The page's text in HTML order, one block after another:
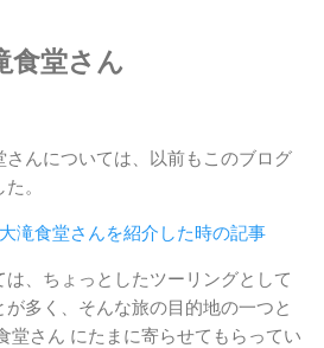
食堂さん
んについては、以前もこのブログ
。
滝食堂さんを紹介した時の記事
、ちょっとしたツーリングとして
多く、そんな旅の目的地の一つと
堂さん にたまに寄らせてもらってい